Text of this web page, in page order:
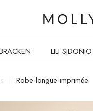
LILI SIDONIO
Robe longue imprimée